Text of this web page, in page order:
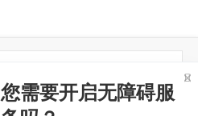
您需要开启无障碍服
